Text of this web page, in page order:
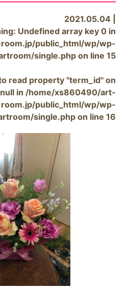
2021.05.04 |
: Undefined array key 0 in
public_html/wp/wp-
single.phpon line 15
read property "term_id" on
null in /home/xs860490/art-
room.jp/public_html/wp/wp-
single.phpon line 16